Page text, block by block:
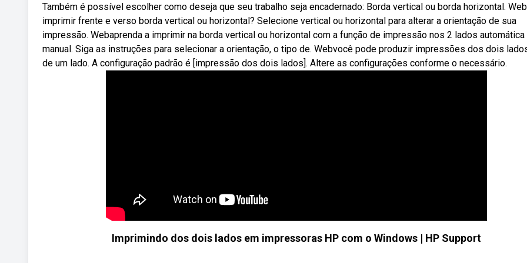
Também é possível escolher como deseja que seu trabalho seja encadernado: Borda vertical ou borda horizontal.
imprimir frente e verso borda vertical ou horizontal? Selecione vertical ou horizontal para alterar a orientação de sua
impressão. Webaprenda a imprimir na borda vertical ou horizontal com a função de impressão nos 2 lados automática
manual. Siga as instruções para selecionar a orientação, o tipo de. Webvocê pode produzir impressões dos dois
de um lado. A configuração padrão é [impressão dos dois lados]. Altere as configurações conforme o necessário.
Imprimindo dos dois lados em impressoras HP com o Windows | HP Support